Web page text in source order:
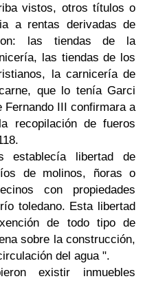
vistos, otros títulos o
a rentas derivadas de
las tiendas de la
las tiendas de los
la carnicería de
que lo tenía Garci
III confirmara a
recopilación de fueros
establecía libertad de
de molinos, ñoras o
con propiedades
toledano. Esta libertad
de todo tipo de
sobre la construcción,
del agua ".
existir inmuebles